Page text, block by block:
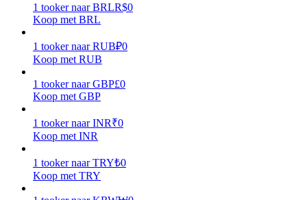
Macht varkentje
Verdien dagelijks competitieve beloningen
1 tooker naar BRLR$0
Koop met BRL
1 tooker naar RUB₽0
Koop met RUB
1 tooker naar GBP£0
Koop met GBP
1 tooker naar INR₹0
Koop met INR
1 tooker naar TRY₺0
Koop met TRY